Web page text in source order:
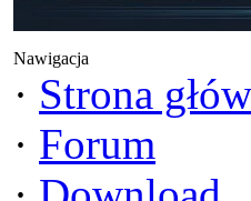
Nawigacja
· Strona
· Forum